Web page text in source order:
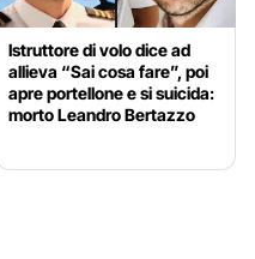
Istruttore di volo dice ad
allieva “Sai cosa fare”, poi
apre portellone e si suicida:
morto Leandro Bertazzo